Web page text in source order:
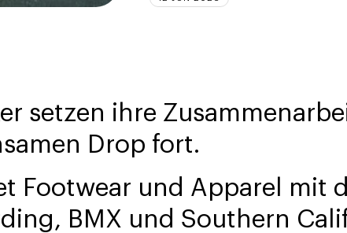
setzen ihre
Drop fort.
Footwear und Apparel mit
BMX und Southern